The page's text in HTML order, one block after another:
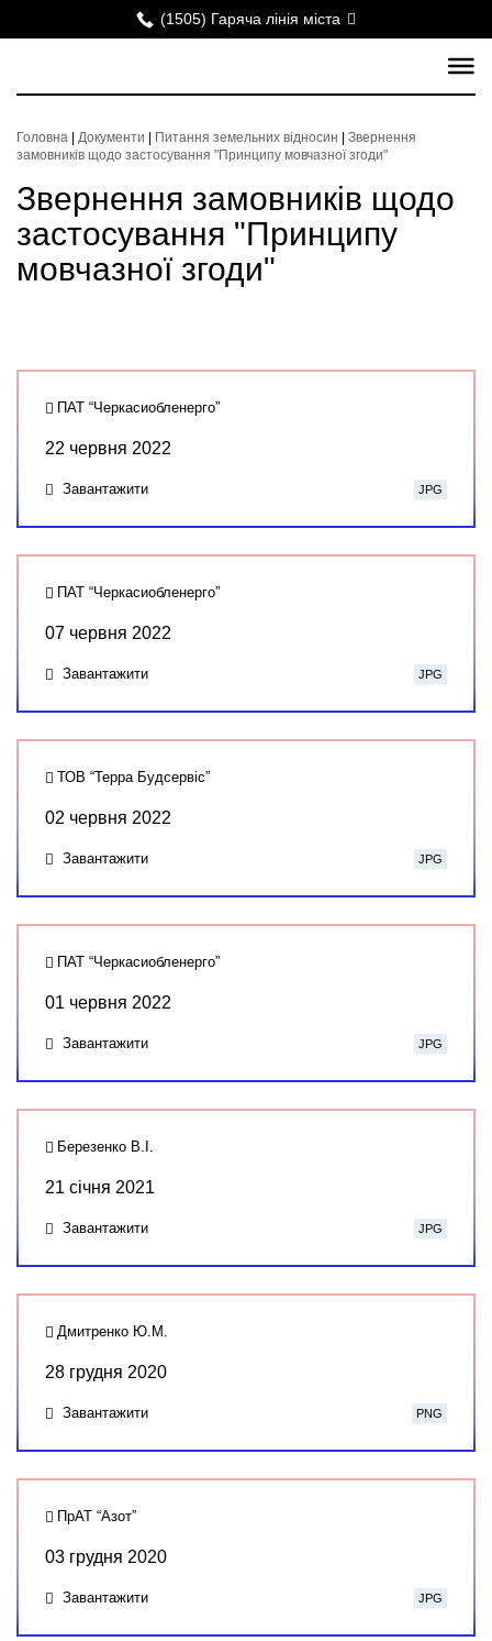
(1505) Гаряча лінія міста
Головна Документи Питання земельних відносин
Звернення
замовників щодо застосування "Принципу мовчазної згоди"
Звернення замовників щодо
застосування "Принципу
мовчазної згоди"
ПАТ “Черкасиобленерго”
22 червня 2022
Завантажити JPG
ПАТ “Черкасиобленерго”
07 червня 2022
Завантажити JPG
ТОВ “Терра Будсервіс”
02 червня 2022
Завантажити JPG
ПАТ “Черкасиобленерго”
01 червня 2022
Завантажити JPG
Березенко В.І.
21 січня 2021
Завантажити JPG
Дмитренко Ю.М.
28 грудня 2020
Завантажити PNG
ПрАТ “Азот”
03 грудня 2020
Завантажити JPG